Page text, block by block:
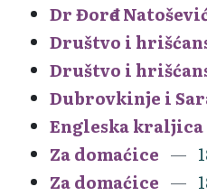
Dr Đorđe
Društvo i
Društvo i
Dubrovkinje i
Engleska
Za domaćice
Za domaćice